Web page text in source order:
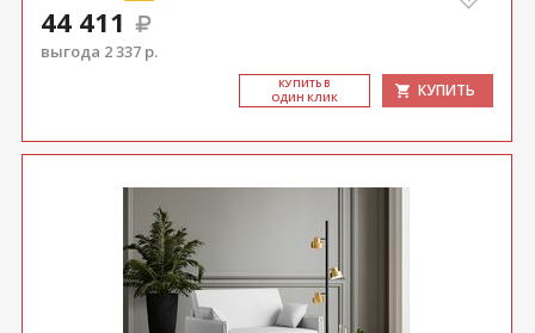
44 411
выгода 2 337 р.
КУ­ПИТЬ В
ОДИН КЛИК
КУПИТЬ